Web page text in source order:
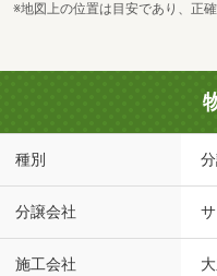
※地図上の位置は目安であり、正
種別
分譲会社
施工会社